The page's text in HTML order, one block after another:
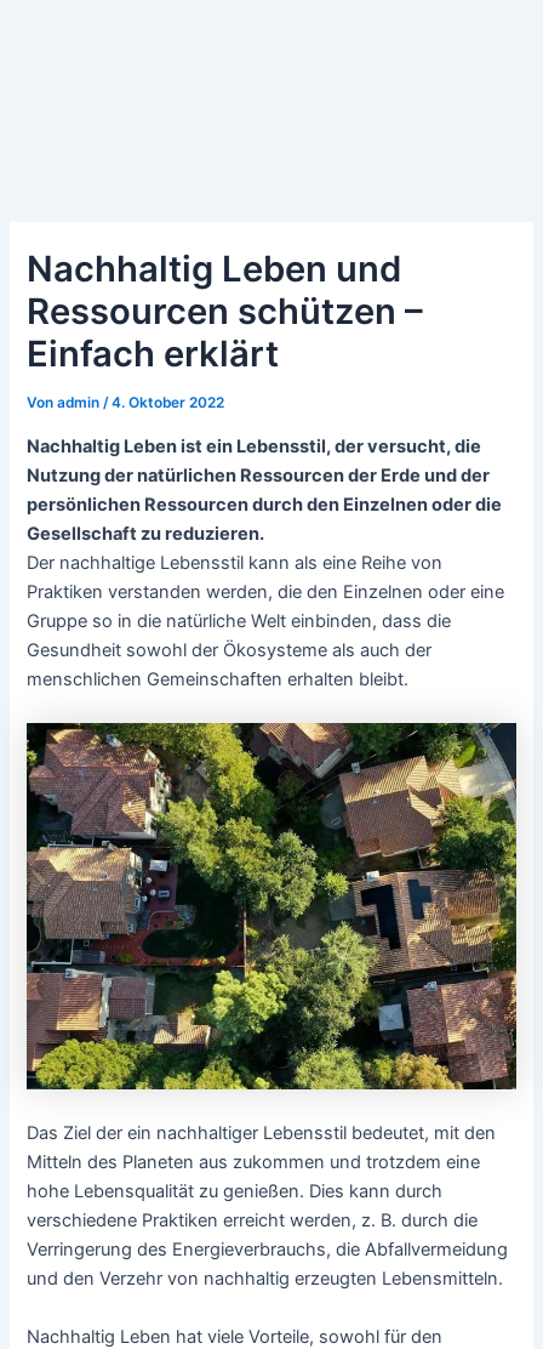
Nachhaltig Leben und
Ressourcen schützen –
Einfach erklärt
Vonadmin/4. Oktober 2022
Nachhaltig Leben ist ein Lebensstil, der versucht, die
Nutzung der natürlichen Ressourcen der Erde und der
persönlichen Ressourcen durch den Einzelnen oder die
Gesellschaft zu reduzieren.
Der nachhaltige Lebensstil kann als eine Reihe von
Praktiken verstanden werden, die den Einzelnen oder eine
Gruppe so in die natürliche Welt einbinden, dass die
Gesundheit sowohl der Ökosysteme als auch der
menschlichen Gemeinschaften erhalten bleibt.
Das Ziel der ein nachhaltiger Lebensstil bedeutet, mit den
Mitteln des Planeten aus zukommen und trotzdem eine
hohe Lebensqualität zu genießen. Dies kann durch
verschiedene Praktiken erreicht werden, z. B. durch die
Verringerung des Energieverbrauchs, die Abfallvermeidung
und den Verzehr von nachhaltig erzeugten Lebensmitteln.
Nachhaltig Leben hat viele Vorteile, sowohl für den